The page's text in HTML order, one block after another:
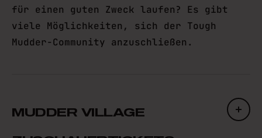
für einen guten Zweck laufen? Es gibt
viele Möglichkeiten, sich der Tough
Mudder-Community anzuschließen.
MUDDER VILLAGE